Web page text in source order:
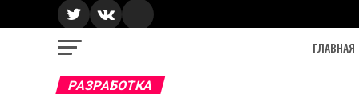
ГЛАВНАЯ
РАЗРАБОТКА